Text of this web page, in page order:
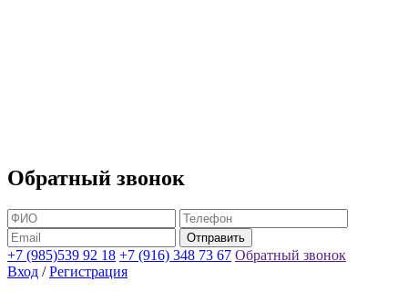
Обратный звонок
+7 (985)539 92 18 +7 (916) 348 73 67 Обратный звонок
Вход / Регистрация